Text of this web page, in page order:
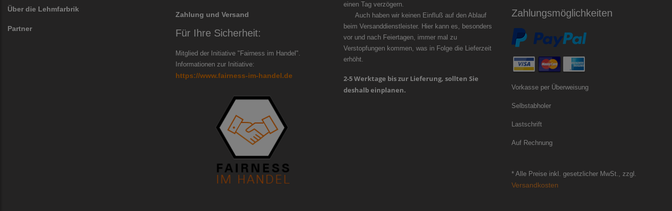
Über die Lehmfarbrik
Partner
Zahlung und Versand
Für Ihre Sicherheit:
Mitglied der Initiative "Fairness im Handel".
Informationen zur Initiative:
https://www.fairness-im-handel.de
einen Tag verzögern.
Auch haben wir keinen Einfluß auf den Ablauf
beim Versanddienstleister. Hier kann es, besonders
vor und nach Feiertagen, immer mal zu
Verstopfungen kommen, was in Folge die Lieferzeit
erhöht.
2-5 Werktage bis zur Lieferung, sollten Sie
deshalb einplanen.
Zahlungsmöglichkeiten
Vorkasse per Überweisung
Selbstabholer
Lastschrift
Auf Rechnung
* Alle Preise inkl. gesetzlicher MwSt., zzgl.
Versandkosten